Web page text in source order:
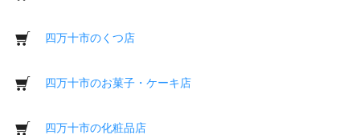
四万十市のくつ店
四万十市のお菓子・ケーキ店
四万十市の化粧品店